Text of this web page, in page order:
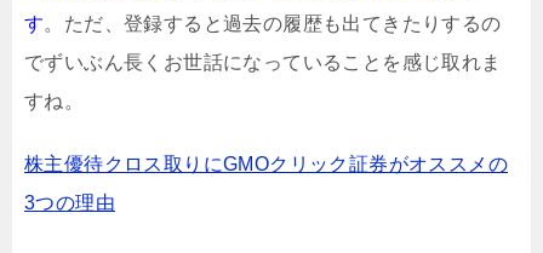
す。ただ、登録すると過去の履歴も出てきたりするの
でずいぶん長くお世話になっていることを感じ取れま
すね。
株主優待クロス取りにGMOクリック証券がオススメの
3つの理由